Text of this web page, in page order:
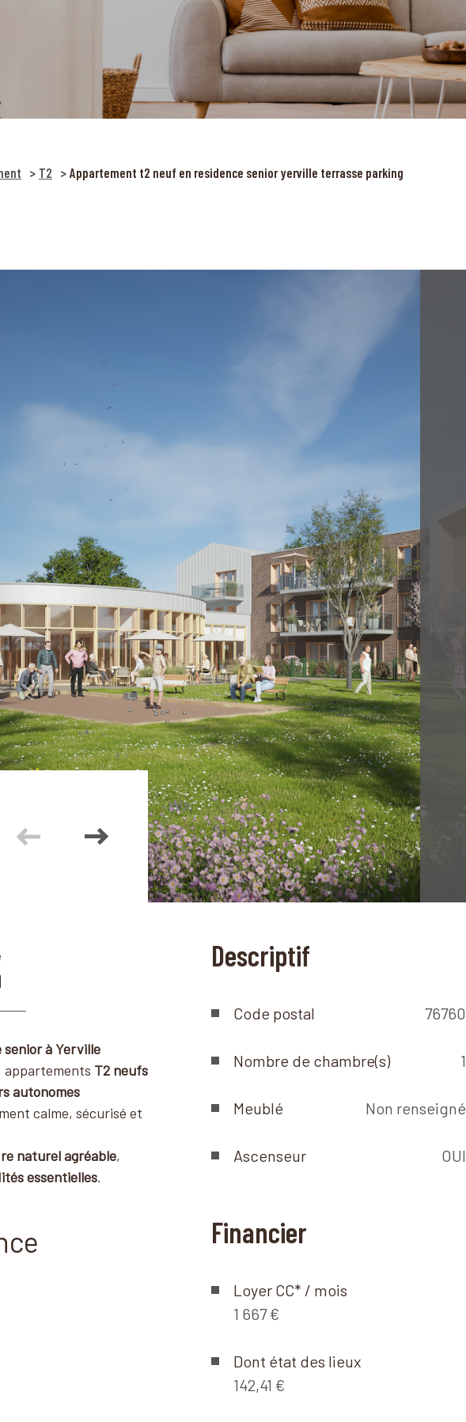
T2 Appartement t2 neuf en residence senior yerville terrasse parking
à Yerville
appartements T2 neufs
autonomes
calme, sécurisé et
naturel agréable,
essentielles.
Descriptif
Code postal 76760
Nombre de chambre(s) 1
Meublé Non renseigné
Ascenseur OUI
Financier
Loyer CC* / mois
1 667 €
Dont état des lieux
142,41 €